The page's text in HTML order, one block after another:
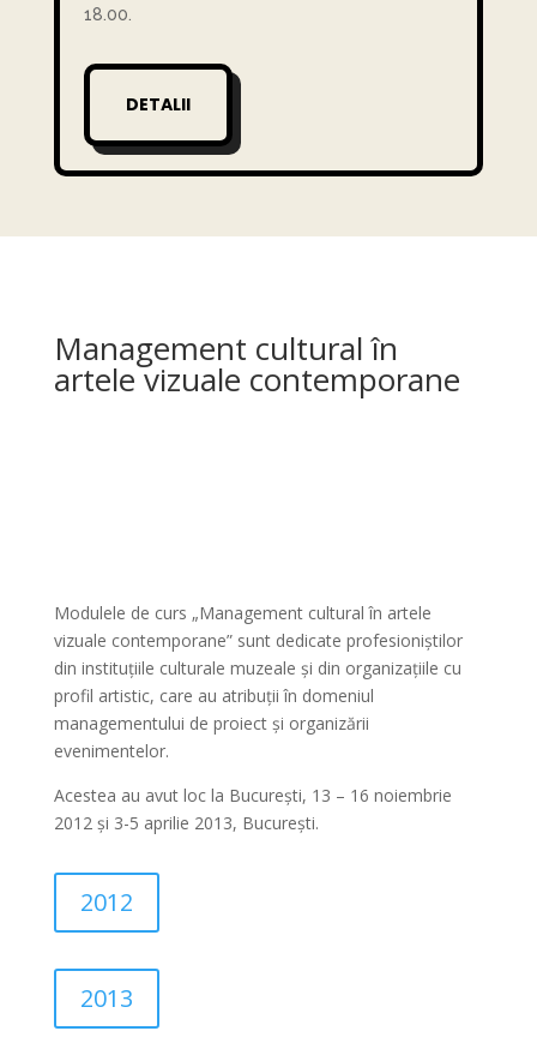
18.00.
DETALII
Management cultural în
artele vizuale contemporane
Modulele de curs „Management cultural în artele
vizuale contemporane” sunt dedicate profesioniștilor
din instituțiile culturale muzeale și din organizațiile cu
profil artistic, care au atribuții în domeniul
managementului de proiect și organizării
evenimentelor.
Acestea au avut loc la București, 13 – 16 noiembrie
2012 și 3-5 aprilie 2013, București.
2012
2013